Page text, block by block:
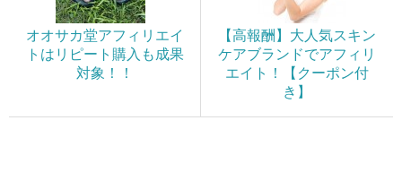
オオサカ堂アフィリエイ
トはリピート購入も成果
対象！！
【高報酬】大人気スキン
ケアブランドでアフィリ
エイト！【クーポン付
き】